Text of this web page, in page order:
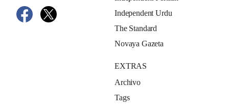
Independent Urdu
The Standard
Novaya Gazeta
EXTRAS
Archivo
Tags